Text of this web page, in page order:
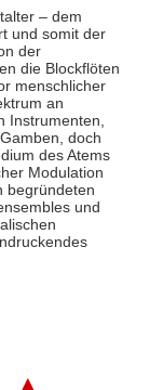
– dem
und somit der
der
die Blockflöten
menschlicher
an
Instrumenten,
doch
des Atems
Modulation
begründeten
und